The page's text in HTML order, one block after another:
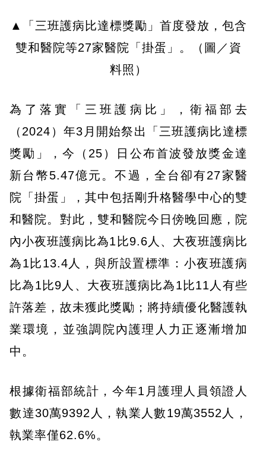
▲「三班護病比達標獎勵」首度發放，包含
雙和醫院等27家醫院「掛蛋」。（圖／資
料照）
為了落實「三班護病比」，衛福部去
（2024）年3月開始祭出「三班護病比達標
獎勵」，今（25）日公布首波發放獎金達
新台幣5.47億元。不過，全台卻有27家醫
院「掛蛋」，其中包括剛升格醫學中心的雙
和醫院。對此，雙和醫院今日傍晚回應，院
內小夜班護病比為1比9.6人、大夜班護病比
為1比13.4人，與所設置標準：小夜班護病
比為1比9人、大夜班護病比為1比11人有些
許落差，故未獲此獎勵；將持續優化醫護執
業環境，並強調院內護理人力正逐漸增加
中。
根據衛福部統計，今年1月護理人員領證人
數達30萬9392人，執業人數19萬3552人，
執業率僅62.6%。